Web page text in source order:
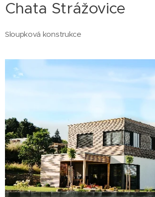
Chata Strážovice
Sloupková konstrukce